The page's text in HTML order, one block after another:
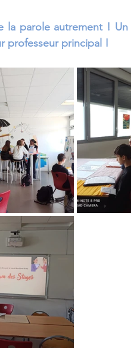
Histoire-Géographie
Forum des
la parole autrement !
professeur principal !